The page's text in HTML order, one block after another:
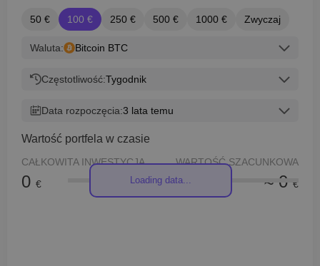
50 € 100 € 250 € 500 € 1000 € Zwyczaj
Waluta: Bitcoin BTC
Częstotliwość:Tygodnik
Data rozpoczęcia:3 lata temu
Wartość portfela w czasie
CAŁKOWITA INWESTYCJA
0 €
WARTOŚĆ SZACUNKOWA
≈ 0 €
Loading data...